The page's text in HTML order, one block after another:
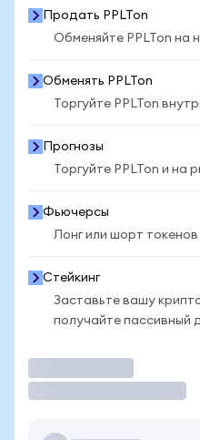
Продать PPLTon
Обменяйте PPLTon на
Обменять PPLTon
Торгуйте PPLTon
Прогнозы
Торгуйте PPLTon и на
Фьючерсы
Лонг или шорт
Стейкинг
Заставьте вашу
получайте пассивный